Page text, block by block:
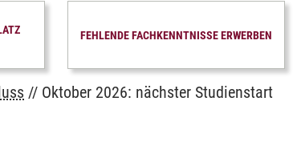
FEHLENDE FACHKENNTNISSE ERWERBEN
// Oktober 2026: nächster Studienstart